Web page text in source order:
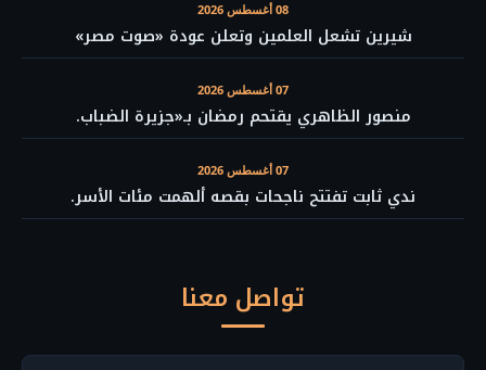
08 أغسطس 2026
شيرين تشعل العلمين وتعلن عودة «صوت مصر»
07 أغسطس 2026
منصور الظاهري يقتحم رمضان بـ«جزيرة الضباب.
07 أغسطس 2026
ندي ثابت تفتتح ناجحات بقصه ألهمت مئات الأسر.
تواصل معنا